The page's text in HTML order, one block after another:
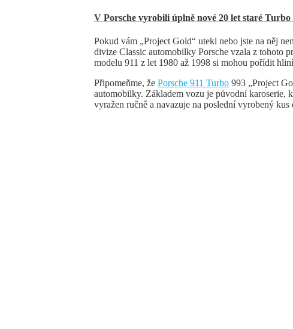
V Porsche vyrobili úplně nové 20 let staré
Pokud vám „Project Gold“ utekl nebo jste na něj
divize Classic automobilky Porsche vzala z tohoto
modelu 911 z let 1980 až 1998 si mohou pořídit
Připomeňme, že Porsche 911 Turbo 993 „Project
automobilky. Základem vozu je původní
vyražen ručně a navazuje na poslední vyrobený kus